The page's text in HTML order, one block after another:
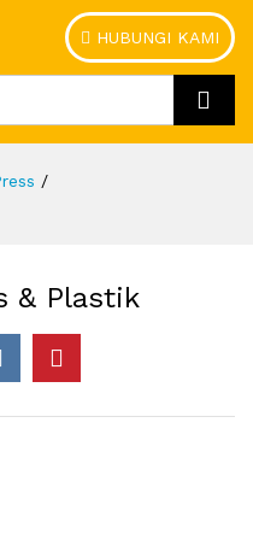
HUBUNGI KAMI
/
& Plastik